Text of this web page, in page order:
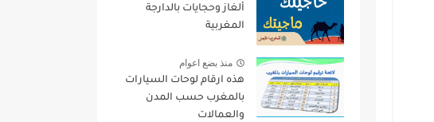
ألغاز وحجايات بالدارجة
المغربية
منذ بضع اعوام
هذه ارقام لوحات السيارات
بالمغرب حسب المدن
والعمالات